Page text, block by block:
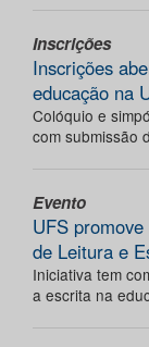
Inscrições
Inscrições
educação na
Colóquio e
com submissão
Evento
UFS
de Leitura e
Iniciativa tem
a escrita na